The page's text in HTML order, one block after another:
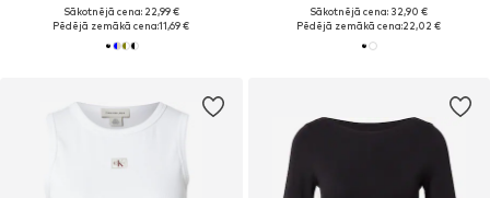
Sākotnējā cena: 22,99 €
Pēdējā zemākā cena:11,69 €
Sākotnējā cena: 32,90 €
Pēdējā zemākā cena:22,02 €